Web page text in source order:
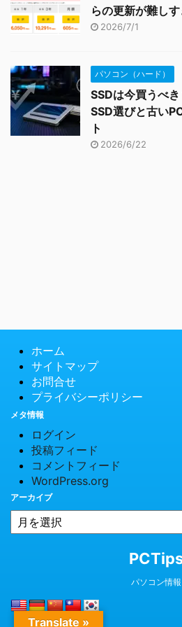
らの更新が難し
2026/7/1
パソコン（ハード）
SSDは今買うべ
SSD選びと古い
ト
2026/6/22
ホーム
サイトマップ
お問合せ
プライバシーポリシー
メタ情報
ログイン
投稿フィード
コメントフィード
WordPress.org
アーカイブ
パソコン情報
Translate »
© 2026 PCTips